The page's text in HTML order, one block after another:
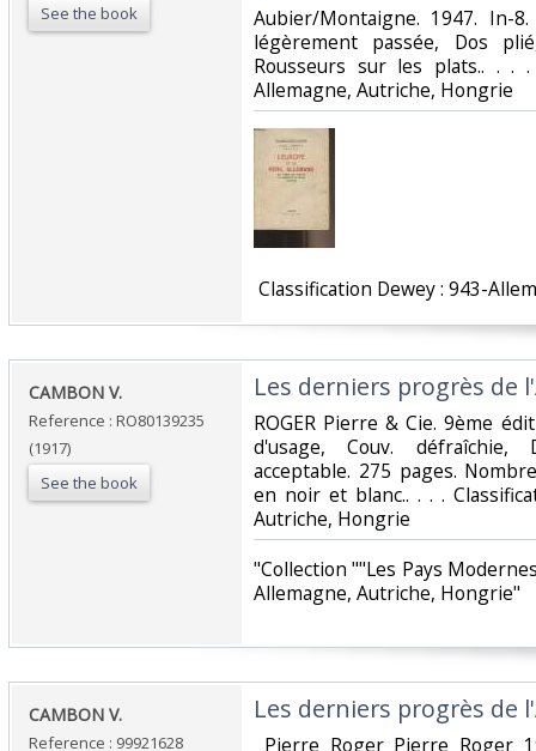
See the book
‎Aubier/Montaigne. 1947. In-
légèrement passée, Dos
Rousseurs sur les plats.. . .
Allemagne, Autriche, Hongrie‎
Classification Dewey : 943-
‎CAMBON V.‎
Reference : RO80139235
(1917)
See the book
‎Les derniers progrès de
‎ROGER Pierre & Cie. 9ème
d'usage, Couv. défraîchie,
acceptable. 275 pages.
en noir et blanc.. . . .
Autriche, Hongrie‎
‎"Collection ""Les Pays
Allemagne, Autriche, Hongrie"‎
‎CAMBON V. ‎
Reference : 99921628
‎Les derniers progrès de
Pierre Roger Pierre Roger